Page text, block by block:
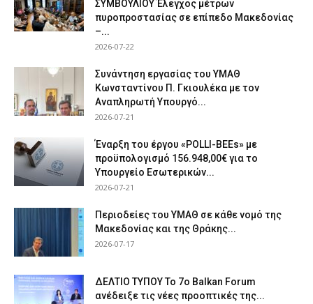
ΣΥΜΒΟΥΛΙΟΥ Έλεγχος μέτρων
πυροπροστασίας σε επίπεδο Μακεδονίας
–...
2026-07-22
Συνάντηση εργασίας του ΥΜΑΘ
Κωνσταντίνου Π. Γκιουλέκα με τον
Αναπληρωτή Υπουργό...
2026-07-21
Έναρξη του έργου «POLLI-BEEs» με
προϋπολογισμό 156.948,00€ για το
Υπουργείο Εσωτερικών...
2026-07-21
Περιοδείες του ΥΜΑΘ σε κάθε νομό της
Μακεδονίας και της Θράκης...
2026-07-17
ΔΕΛΤΙΟ ΤΥΠΟΥ Το 7ο Balkan Forum
ανέδειξε τις νέες προοπτικές της...